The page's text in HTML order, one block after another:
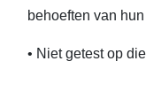
behoeften van
• Niet getest op